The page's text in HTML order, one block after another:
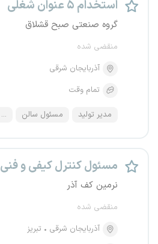
استخدام ۵ عنوان شغلی
گروه صنعتی صبح قشلاق
منقضی شده
آذربایجان شرقی
تمام وقت
مدیر تولید مسئول سالن ...
مسئول کنترل کیفی و فنی
نرمین کف آذر
منقضی شده
آذربایجان شرقی
تبریز